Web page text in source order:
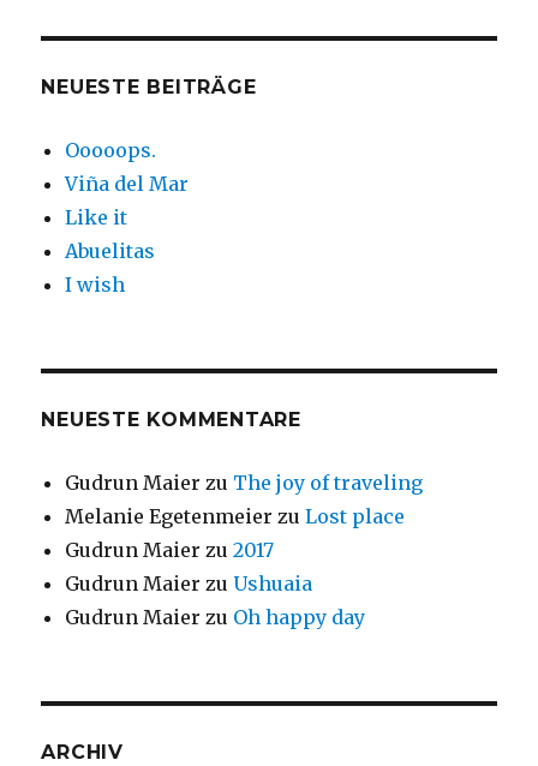
NEUESTE BEITRÄGE
Ooooops.
Viña del Mar
Like it
Abuelitas
I wish
NEUESTE KOMMENTARE
Gudrun Maier zu The joy of traveling
Melanie Egetenmeier zuLost place
Gudrun Maier zu2017
Gudrun Maier zuUshuaia
Gudrun Maier zu Oh happy day
ARCHIV